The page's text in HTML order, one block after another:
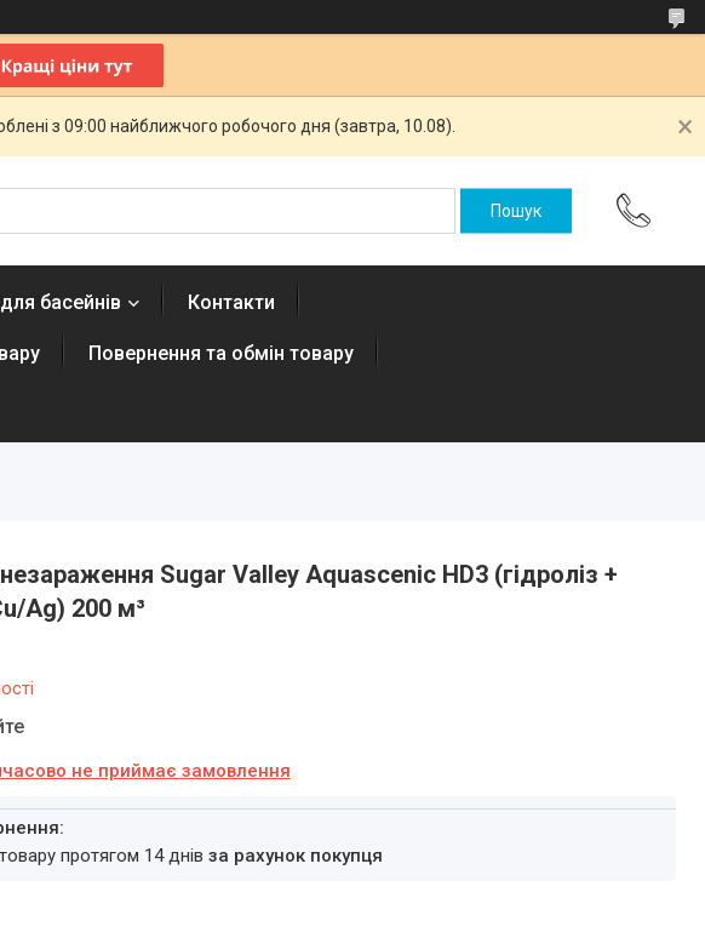
з 09:00 найближчого робочого дня (завтра, 10.08).
басейнів Контакти
Повернення та обмін товару
Sugar Valley Aquascenic HD3 (гідроліз +
Ag) 200 м³
не приймає замовлення
протягом 14 днів за рахунок покупця